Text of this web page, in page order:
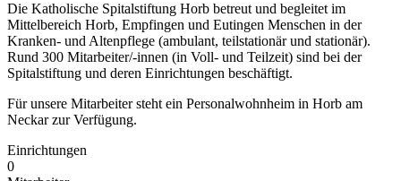
Die Katholische Spitalstiftung Horb betreut und begleitet im
Mittelbereich Horb, Empfingen und Eutingen Menschen in der
Kranken- und Altenpflege (ambulant, teilstationär und stationär).
Rund 300 Mitarbeiter/-innen (in Voll- und Teilzeit) sind bei der
Spitalstiftung und deren Einrichtungen beschäftigt.
Für unsere Mitarbeiter steht ein Personalwohnheim in Horb am
Neckar zur Verfügung.
Einrichtungen
0